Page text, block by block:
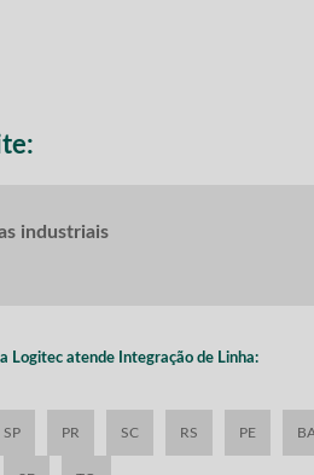
industriais
Logitec atende Integração de Linha:
SP PR SC RS PE